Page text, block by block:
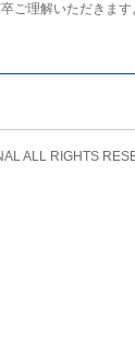
ご理解いただきます